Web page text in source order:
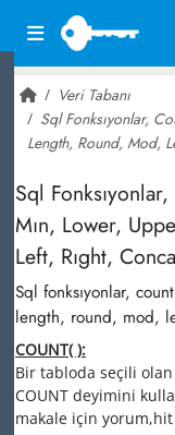
Veri Tabanı
Sql Fonksıyonlar,
Length, Round, Mod,
Sql
Mın, Lower,
Left, Rıght,
Sql fonksıyonlar,
length, round, mod,
COUNT( ):
Bir tabloda seçili
COUNT deyimini
makale için yorum,hit